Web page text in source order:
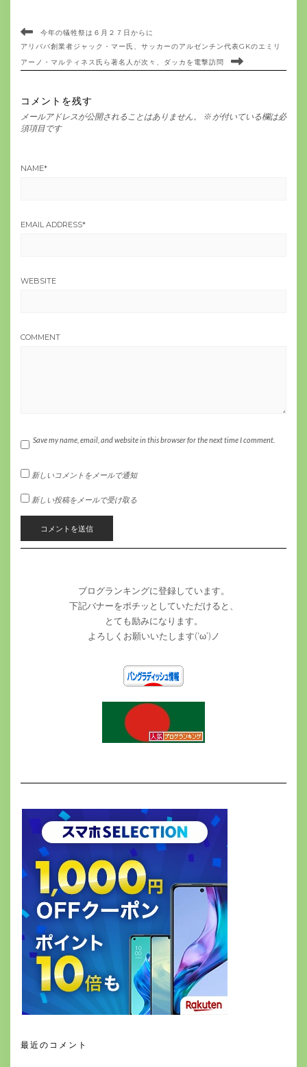
今年の犠牲祭は６月２７日からに
アリババ創業者ジャック・マー氏、サッカーのアルゼンチン代表GKのエミリ
アーノ・マルティネス氏ら著名人が次々、ダッカを電撃訪問
コメントを残す
メールアドレスが公開されることはありません。 ※ が付いている欄は必
須項目です
NAME*
EMAIL ADDRESS*
WEBSITE
COMMENT
Save my name, email, and website in this browser for the next time I comment.
新しいコメントをメールで通知
新しい投稿をメールで受け取る
ブログランキングに登録しています。
下記バナーをポチッとしていただけると、
とても励みになります。
よろしくお願いいたします(‘ω’)ノ
最近のコメント